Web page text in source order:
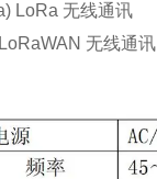
无线通讯
无线通讯